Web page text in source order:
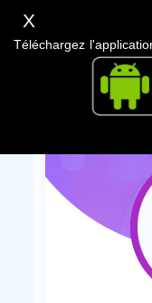
X
Téléchargez